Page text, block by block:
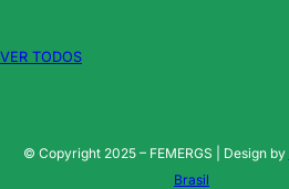
VER TODOS
© Copyright 2025 – FEMERGS | Design by
Brasil